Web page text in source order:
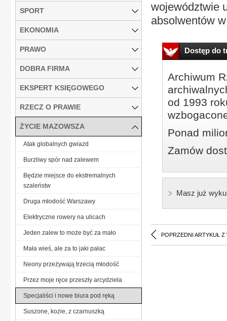
województwie
absolwentów
Dostęp do
Archiwum
od 1993
Ponad
Zamów
Masz już
POPRZEDNI ARTYKUŁ Z
SPORT
EKONOMIA
PRAWO
DOBRA FIRMA
EKSPERT KSIĘGOWEGO
RZECZ O PRAWIE
ŻYCIE MAZOWSZA
Atak globalnych gwiazd
Burzliwy spór nad zalewem
Będzie miejsce do ekstremalnych
szaleństw
Druga młodość Warszawy
Elektryczne rowery na ulicach
Jeden zalew to może być za mało
Mała wieś, ale za to jaki pałac
Neony przeżywają trzecią młodość
Przez moje ręce przeszły arcydzieła
Specjaliści i nowe biura pod ręką
Suszone, kozie, z czarnuszką